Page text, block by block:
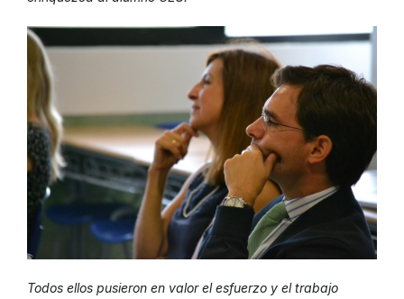
Todos ellos pusieron en valor el esfuerzo y el trabajo